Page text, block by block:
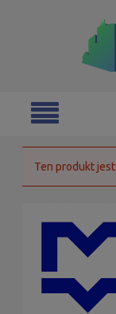
Ten produkt